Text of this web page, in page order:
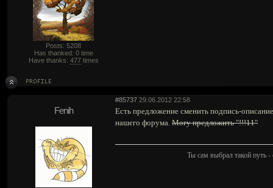
Posts: 5208
Has thanked: 0 time
Have thanks: 477times
#85737 29.06.2012 22:58
Fenih
Есть предложение сменить подпись-
нашего форума. Могу предложить "!!!11"
Ты сам выбрал такой путь -